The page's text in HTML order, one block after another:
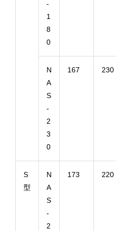
-
1
8
0
N
A
S
-
2
3
0
167 230
S
型
N
A
S
-
2
173 220